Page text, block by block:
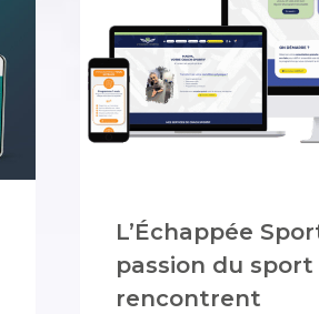
L’Échappée
passion du
rencontrent